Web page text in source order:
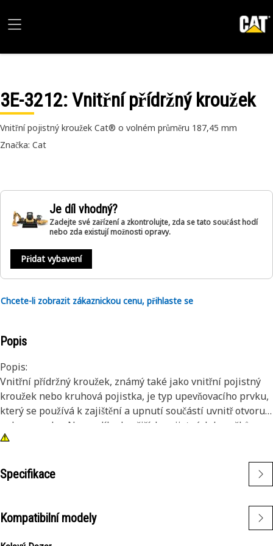
3E-3212: Vnitřní přídržný kroužek
Vnitřní pojistný kroužek Cat® o volném průměru 187,45 mm
Značka: Cat
Je díl vhodný?
Zadejte své zařízení a zkontrolujte, zda se tato součást hodí
nebo zda existují možnosti opravy.
Přidat vybavení
Chcete-li zobrazit zákaznickou cenu, přihlaste se
Popis
Popis:
Vnitřní přídržný kroužek, známý také jako vnitřní pojistný
kroužek nebo kruhová pojistka, je typ upevňovacího prvku,
který se používá k zajištění a upnutí součástí uvnitř otvoru
nebo pouzdra. Na rozdíl od vnějších pojistných kroužků,
které se nasazují na hřídel nebo čep, jsou vnitřní pojistné
komponenty na místě. Hlavním účelem vnitřního pojistného
kroužku je zabránit axiálnímu pohybu nebo posunutí
zařízení, které pevně drží součásti, jako jsou ložiska, hřídele
nebo těsnění, na místě.
Specifikace
Kompatibilní modely